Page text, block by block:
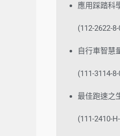
應用踩踏科
(112-2622-
自行車智慧
(111-3114-
最佳跑速之
(111-2410-